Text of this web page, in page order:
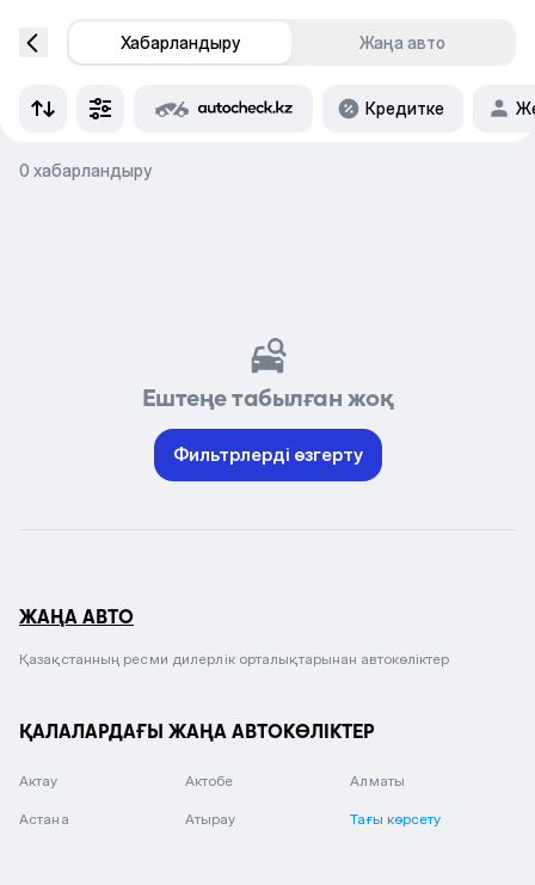
Хабарландыру Жаңа авто
Кредитке
0 хабарландыру
Ештеңе табылған жоқ
Фильтрлерді өзгерту
ЖАҢА АВТО
Қазақстанның ресми дилерлік орталықтарынан автокөліктер
ҚАЛАЛАРДАҒЫ ЖАҢА АВТОКӨЛІКТЕР
Актау Актобе Алматы
Астана Атырау Тағы көрсету